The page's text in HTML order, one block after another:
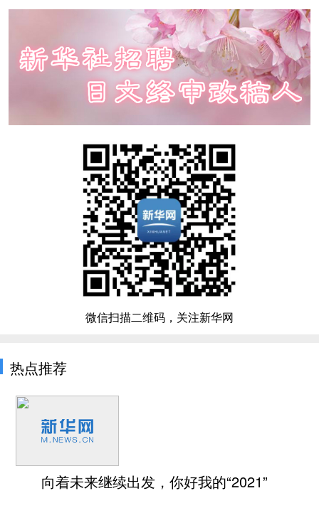
微信扫描二维码，关注新华网
热点推荐
向着未来继续出发，你好我的“2021”